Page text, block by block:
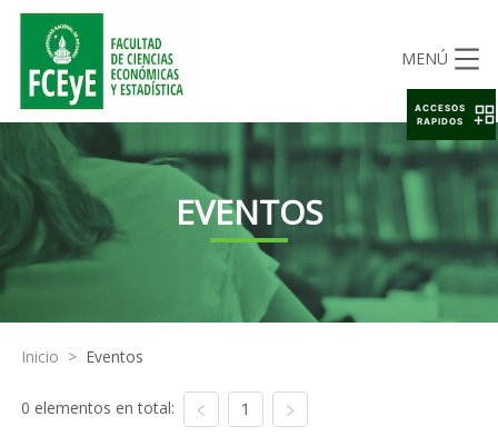
MENÚ
EVENTOS
Inicio > Eventos
0 elementos en total: 1
ACCESOS
RAPIDOS